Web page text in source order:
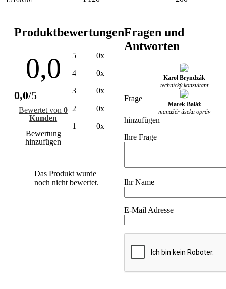
Produktbewertungen
0,0
0,0/5
Bewertet von0
Kunden
Bewertung
hinzufügen
5 0x
4 0x
3 0x
2 0x
1 0x
Das Produkt wurde
noch nicht bewertet.
Fragen und
Antworten
Karol Bryndzák
technický konzultant
Marek Baláž
manažér úseku opráv
Frage
hinzufügen
Ihre Frage
Ihr Name
E-Mail Adresse